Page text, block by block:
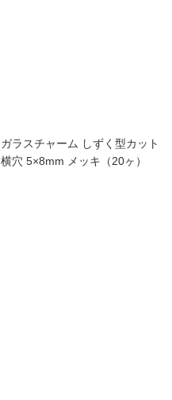
ガラスチャーム しずく型カット
横穴 5×8mm メッキ（20ヶ）